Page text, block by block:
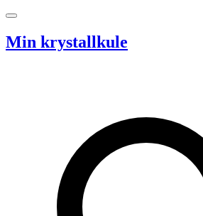
Hopp til innhold
Min krystallkule